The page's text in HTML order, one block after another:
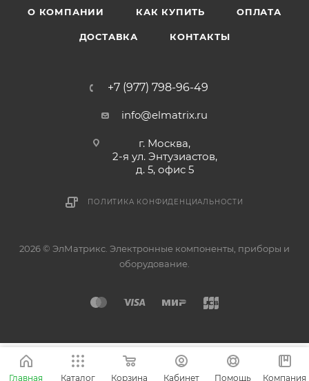
О КОМПАНИИ КАК КУПИТЬ ОПЛАТА
ДОСТАВКА КОНТАКТЫ
+7 (977) 798-96-49
info@elmatrix.ru
г. Москва,
2-я ул. Энтузиастов,
д. 5, офис 5
ПОЛИТИКА КОНФИДЕНЦИАЛЬНОСТИ
2026 © ЭлМатрикс. Электронные компоненты, приборы и
оборудование.
Главная Каталог Корзина Кабинет Помощь Компания